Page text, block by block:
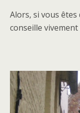
Alors, si vous êtes
conseille